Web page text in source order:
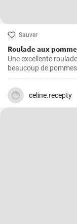
Sauver
Roulade aux
Une excellente
beaucoup de
rapide et facile qui
celine.recepty